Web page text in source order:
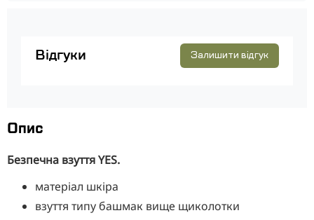
Відгуки Залишити відгук
Опис
Безпечна взуття YES.
матеріал шкіра
взуття типу башмак вище щиколотки